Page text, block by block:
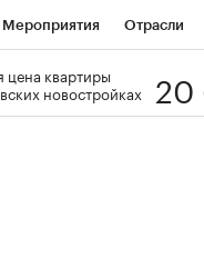
Мероприятия Отрасли
РБК Образование
цена квартиры
новостройках
20